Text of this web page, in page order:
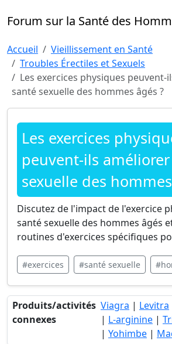
Forum sur la Santé des
Accueil
Vieillissement en Santé
Troubles Érectiles et Sexuels
Les exercices physiques peuvent-
santé sexuelle des hommes âgés ?
Les exercices
peuvent-ils
sexuelle des
Discutez de l'impact de l'exercice
santé sexuelle des hommes âgés
routines d'exercices spécifiques
#exercices #santé sexuelle
Produits/activités
connexes
Viagra | Levitra
| L-arginine |
| Yohimbe |